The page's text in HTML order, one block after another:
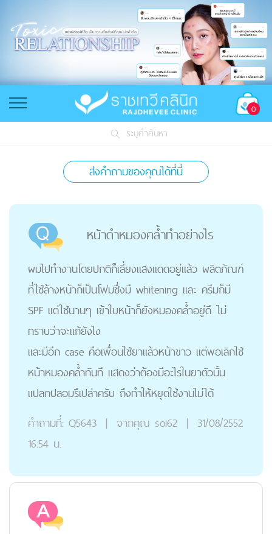
0
ระบุคำค้นหา
ส่งคำถามของคุณได้ที่นี่
หน้าดำหมองคล้ำทำอย่างไร
ผมไปทำงานโดยปกติก็เลี่ยงแสงแดดอยู่แล้ว ผลิตภัณฑ์
ที่ใช้ล้างหน้าก็เป็นโฟมซึ่งมี whitening และ ครีมก็มี
SPF แต่ใช้นานๆ เข้าใบหน้าก็ยังหมองคล้ำอยู่ดี ไม่
ทราบว่าจะแก้ยังไง
และมีอีก case คือเพื่อนใช้ยาแล้วหน้าขาว แต่พอเลิกใช้
หน้าหมองคล้ำทันที แสดงว่าต้องมีอะไรในยาตัวนั้น
แปลกปลอมรึเปล่าครับ ถึงทำให้หยุดใช้งานไม่ได้
คำถามที่: Q5643 | จากคุณ soi62 | 31/08/2552
16:54 น.